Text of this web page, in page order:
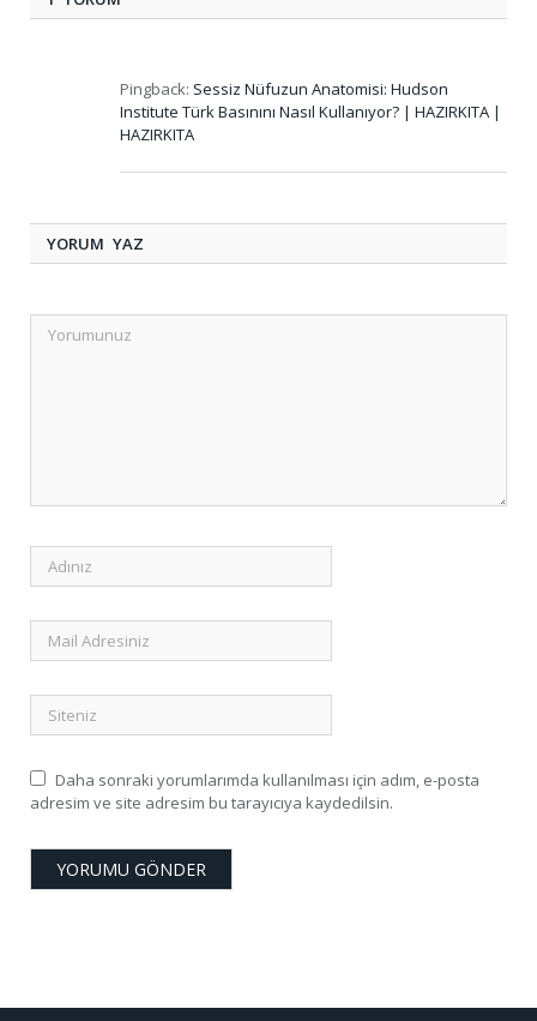
Pingback: Sessiz Nüfuzun Anatomisi: Hudson
Institute Türk Basınını Nasıl Kullanıyor? | HAZIRKITA |
HAZIRKITA
YORUM YAZ
Daha sonraki yorumlarımda kullanılması için adım, e-posta
adresim ve site adresim bu tarayıcıya kaydedilsin.